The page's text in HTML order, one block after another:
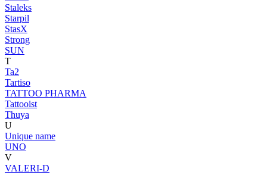
Staleks
Starpil
StasX
Strong
SUN
T
Ta2
Tartiso
TATTOO PHARMA
Tattooist
Thuya
U
Unique name
UNO
V
VALERI-D